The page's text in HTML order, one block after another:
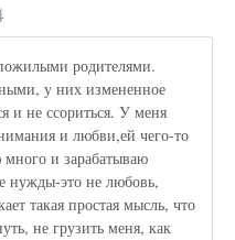
родителями.
у них измененное
и не ссориться. У меня
и любви,ей чего-то
много и зарабатываю
нужды-это не любовь,
такая простая мысль, что
не грузить меня, как